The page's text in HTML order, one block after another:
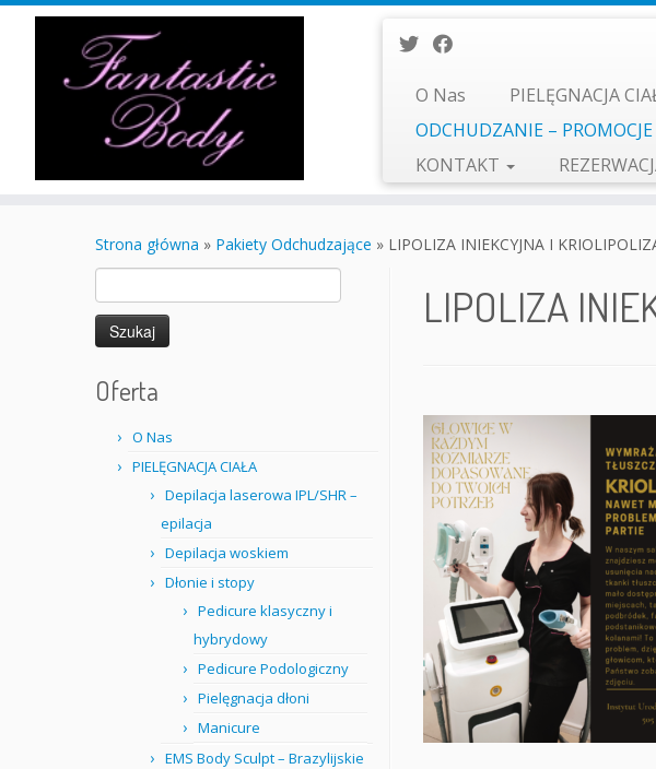
O Nas PIELĘGNACJA
ODCHUDZANIE – PROMOCJE
KONTAKT
Strona główna » Pakiety Odchudzające » LIPOLIZA INIEKCYJNA I
Oferta
O Nas
PIELĘGNACJA CIAŁA
Depilacja laserowa IPL/SHR –
epilacja
Depilacja woskiem
Dłonie i stopy
Pedicure klasyczny i
hybrydowy
Pedicure Podologiczny
Pielęgnacja dłoni
Manicure
EMS Body Sculpt – Brazylijskie
LIPOLIZA